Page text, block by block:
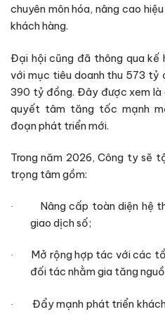
chuyên môn hóa, nâng cao
khách hàng.
Đại hội cũng đã thông qua kế
với mục tiêu doanh thu 573 tỷ
390 tỷ đồng. Đây được xem
quyết tâm tăng tốc mạnh
đoạn phát triển mới.
Trong năm 2026, Công ty sẽ
trọng tâm gồm:
·
Nâng cấp toàn diện hệ
giao dịch số;
·
Mở rộng hợp tác với các
đối tác nhằm gia tăng
·
Đẩy mạnh phát triển